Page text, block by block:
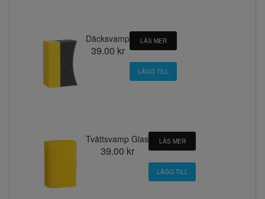
Däcksvamp
39.00 kr
LÄS MER
Tvättsvamp Glas
39.00 kr
LÄS MER